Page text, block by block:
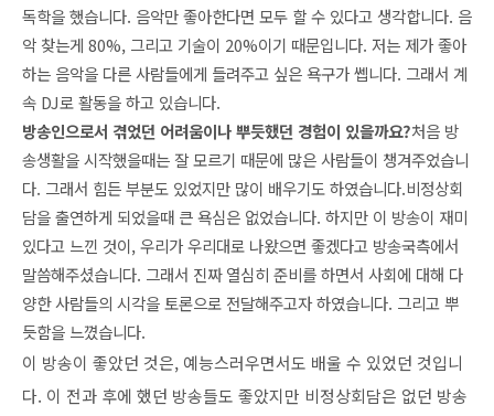
독학을 했습니다. 음악만 좋아한다면 모두 할 수 있다고 생각합니다. 음
악 찾는게 80%, 그리고 기술이 20%이기 때문입니다. 저는 제가 좋아
하는 음악을 다른 사람들에게 들려주고 싶은 욕구가 쎕니다. 그래서 계
속 DJ로 활동을 하고 있습니다.
방송인으로서 겪었던 어려움이나 뿌듯했던 경험이 있을까요?처음 방
송생활을 시작했을때는 잘 모르기 때문에 많은 사람들이 챙겨주었습니
다. 그래서 힘든 부분도 있었지만 많이 배우기도 하였습니다.비정상회
담을 출연하게 되었을때 큰 욕심은 없었습니다. 하지만 이 방송이 재미
있다고 느낀 것이, 우리가 우리대로 나왔으면 좋겠다고 방송국측에서
말씀해주셨습니다. 그래서 진짜 열심히 준비를 하면서 사회에 대해 다
양한 사람들의 시각을 토론으로 전달해주고자 하였습니다. 그리고 뿌
듯함을 느꼈습니다.
이 방송이 좋았던 것은, 예능스러우면서도 배울 수 있었던 것입니
다. 이 전과 후에 했던 방송들도 좋았지만 비정상회담은 없던 방송